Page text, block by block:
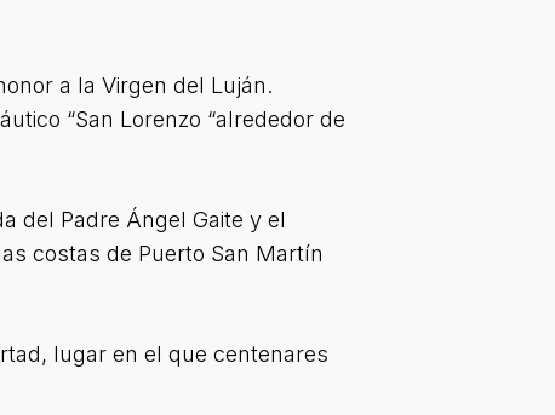
a la Virgen del Luján.
“San Lorenzo “alrededor de
del Padre Ángel Gaite y el
costas de Puerto San Martín
lugar en el que centenares